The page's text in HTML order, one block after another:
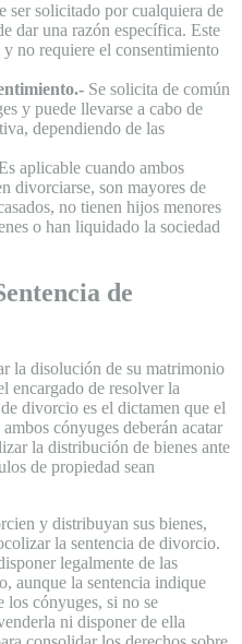
ser solicitado por cualquiera de
dar una razón específica. Este
no requiere el consentimiento
Se solicita de común
y puede llevarse a cabo de
dependiendo de las
aplicable cuando ambos
divorciarse, son mayores de
no tienen hijos menores
o han liquidado la sociedad
de
la disolución de su matrimonio
encargado de resolver la
divorcio es el dictamen que el
cónyuges deberán acatar
la distribución de bienes ante
de propiedad sean
y distribuyan sus bienes,
la sentencia de divorcio.
legalmente de las
aunque la sentencia indique
los cónyuges, si no se
ni disponer de ella